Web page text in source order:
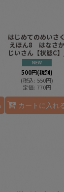
はじめてのめいさく
えほん8 はなさか
じいさん【状態C
500円(税別)
(税込: 550円)
定価: 770円
カートに入れ